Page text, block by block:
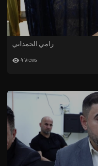
رامي الحمداني
4 Views